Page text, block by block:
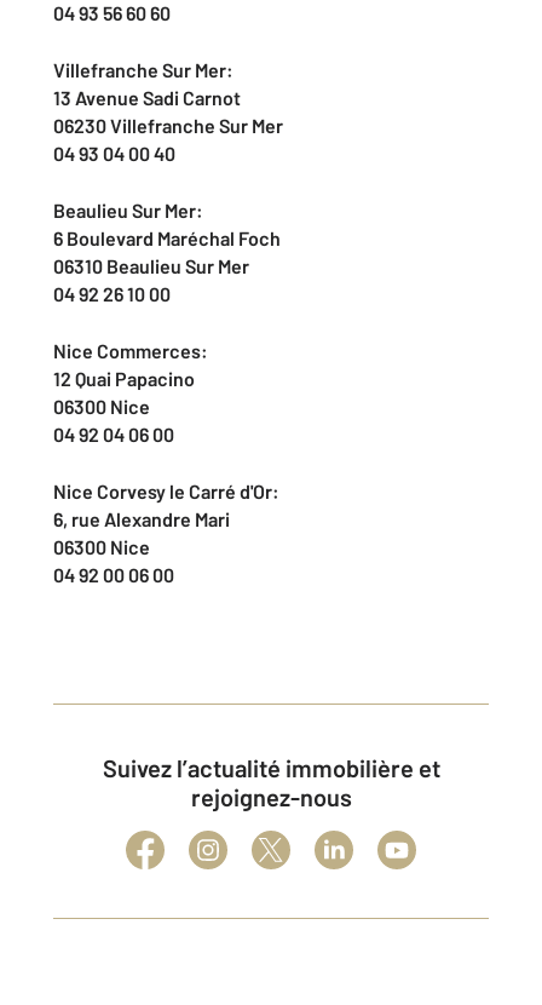
04 93 56 60 60
Villefranche Sur Mer:
13 Avenue Sadi Carnot
06230 Villefranche Sur Mer
04 93 04 00 40
Beaulieu Sur Mer:
6 Boulevard Maréchal Foch
06310 Beaulieu Sur Mer
04 92 26 10 00
Nice Commerces:
12 Quai Papacino
06300 Nice
04 92 04 06 00
Nice Corvesy le Carré d'Or:
6, rue Alexandre Mari
06300 Nice
04 92 00 06 00
Suivez l’actualité immobilière et
rejoignez-nous